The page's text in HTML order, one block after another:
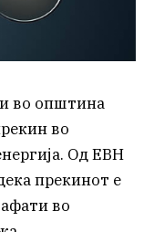
во општина
во
Од ЕВН
прекинот е
во